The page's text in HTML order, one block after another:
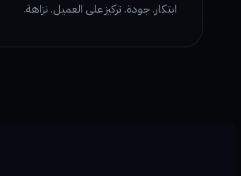
ابتكار. جودة. تركيز على العميل. نزاهة.